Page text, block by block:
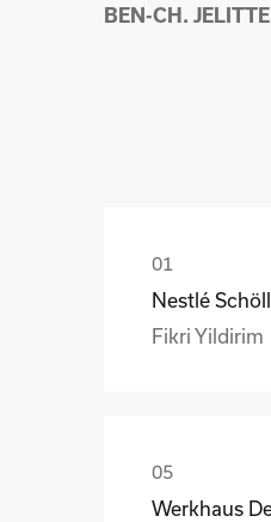
BEN-CH. JELITTE
Fikri Yildirim